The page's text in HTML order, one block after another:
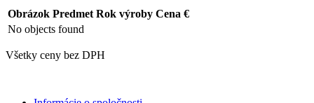
Obrázok Predmet Rok výroby Cena €
No objects found
Všetky ceny bez DPH